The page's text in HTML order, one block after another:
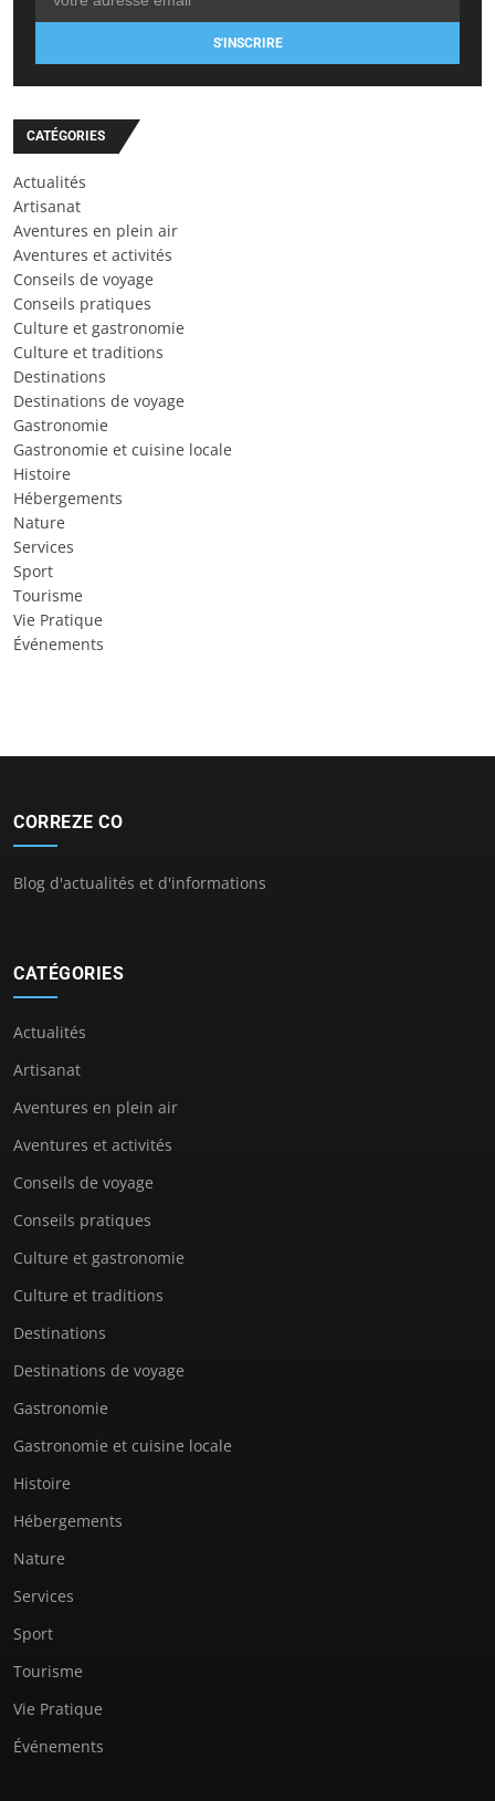
S'INSCRIRE
CATÉGORIES
Actualités
Artisanat
Aventures en plein air
Aventures et activités
Conseils de voyage
Conseils pratiques
Culture et gastronomie
Culture et traditions
Destinations
Destinations de voyage
Gastronomie
Gastronomie et cuisine locale
Histoire
Hébergements
Nature
Services
Sport
Tourisme
Vie Pratique
Événements
CORREZE CO
Blog d'actualités et d'informations
CATÉGORIES
Actualités
Artisanat
Aventures en plein air
Aventures et activités
Conseils de voyage
Conseils pratiques
Culture et gastronomie
Culture et traditions
Destinations
Destinations de voyage
Gastronomie
Gastronomie et cuisine locale
Histoire
Hébergements
Nature
Services
Sport
Tourisme
Vie Pratique
Événements